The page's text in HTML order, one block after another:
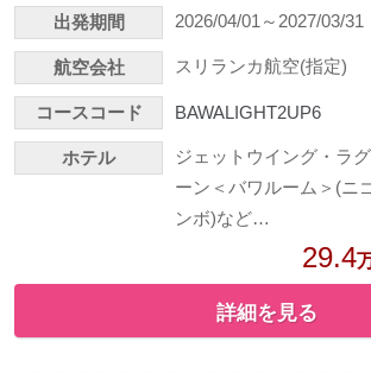
出発期間 2026/04/01～2027/03/31
航空会社 スリランカ航空(指定)
コースコード BAWALIGHT2UP6
ホテル
ジェットウイング・ラグ
ーン＜バワルーム＞(ニ
ンボ)など…
29.4
詳細を見る